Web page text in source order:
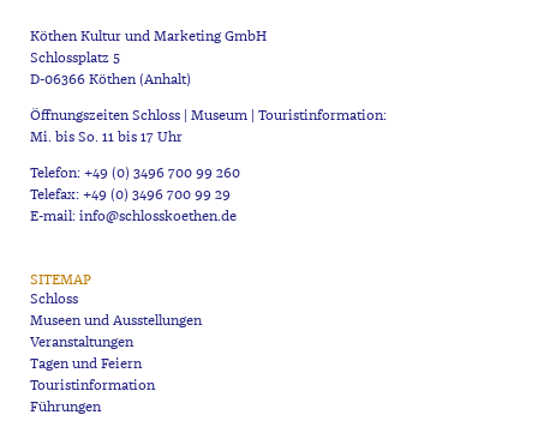
Köthen Kultur und Marketing GmbH
Schlossplatz 5
D-06366 Köthen (Anhalt)
Öffnungszeiten Schloss | Museum | Touristinformation:
Mi. bis So. 11 bis 17 Uhr
Telefon: +49 (0) 3496 700 99 260
Telefax: +49 (0) 3496 700 99 29
E-mail: info@schlosskoethen.de
SITEMAP
Schloss
Museen und Ausstellungen
Veranstaltungen
Tagen und Feiern
Touristinformation
Führungen